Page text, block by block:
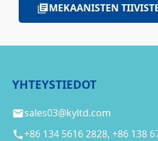
MEKAANISTEN
YHTEYSTIEDOT
sales03@kyltd.com
+86 134 5616 2828, +86 138